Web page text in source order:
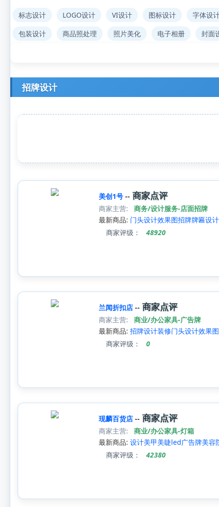
标志设计 LOGO设计 VI设计 图标设计
字体设
包装设计
商品照处理 照片美化 电子相册 封面
招牌设计
美创1号 -- 商家点评
商家主营:
商务/设计服务-店面招牌
最新商品: 门头设计效果图招牌牌匾设
商家评级：
48920
兰闻折扣店 -- 商家点评
商家主营:
商业/办公家具-广告牌
最新商品: 招牌设计装修门头设计效果
商家评级：
0
现麟百货店 -- 商家点评
商家主营:
商业/办公家具-灯箱
最新商品: 设计美甲美睫led广告牌美容
商家评级：
42380